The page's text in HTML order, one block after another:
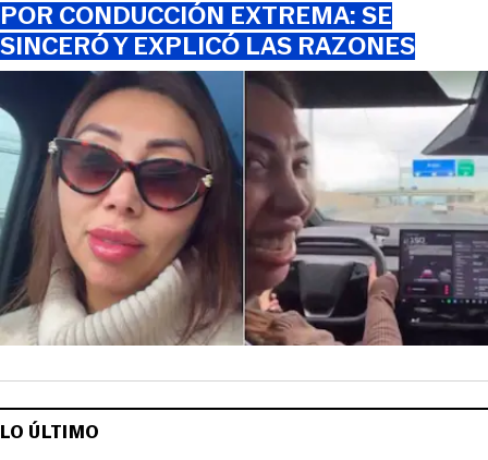
POR CONDUCCIÓN EXTREMA: SE
SINCERÓ Y EXPLICÓ LAS RAZONES
LO ÚLTIMO